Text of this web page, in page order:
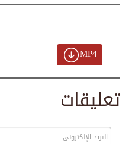
MP4
تعليقات